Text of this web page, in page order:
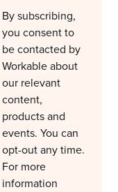
By subscribing,
you consent to
be contacted by
Workable about
our relevant
content,
products and
events. You can
opt-out any time.
For more
information